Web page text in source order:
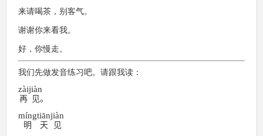
来请喝茶，别客气。
谢谢你来看我。
好，你慢走。
我们先做发音练习吧。请跟我读：
再
zài
见
jiàn
。
明
míng
天
tiān
见
jiàn